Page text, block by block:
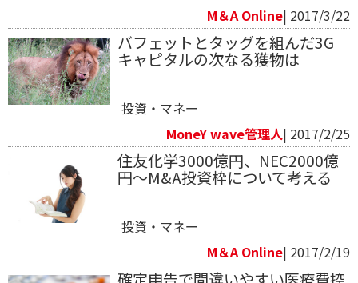
M＆A Online| 2017/3/22
バフェットとタッグを組んだ3G
キャピタルの次なる獲物は
投資・マネー
MoneY wave管理人| 2017/2/25
住友化学3000億円、NEC2000億
円～M&A投資枠について考える
投資・マネー
M＆A Online| 2017/2/19